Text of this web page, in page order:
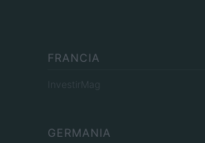
FRANCIA
InvestirMag
GERMANIA